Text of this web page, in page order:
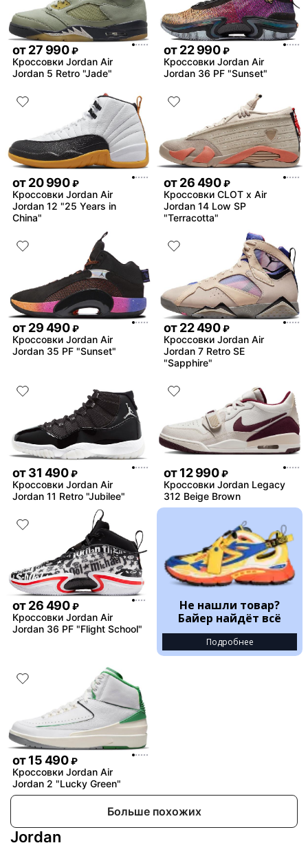
от27 990 ₽
Кроссовки Jordan Air
Jordan 5 Retro "Jade"
от22 990 ₽
Кроссовки Jordan Air
Jordan 36 PF "Sunset"
от20 990 ₽
Кроссовки Jordan Air
Jordan 12 "25 Years in
China"
от26 490 ₽
Кроссовки CLOT x Air
Jordan 14 Low SP
"Terracotta"
от29 490 ₽
Кроссовки Jordan Air
Jordan 35 PF "Sunset"
от22 490 ₽
Кроссовки Jordan Air
Jordan 7 Retro SE
"Sapphire"
от31 490 ₽
Кроссовки Jordan Air
Jordan 11 Retro "Jubilee"
от12 990 ₽
Кроссовки Jordan Legacy
312 Beige Brown
от26 490 ₽
Кроссовки Jordan Air
Jordan 36 PF "Flight School"
Не нашли товар?
Байер найдёт всё
Подробнее
от15 490 ₽
Кроссовки Jordan Air
Jordan 2 "Lucky Green"
Больше похожих
Jordan